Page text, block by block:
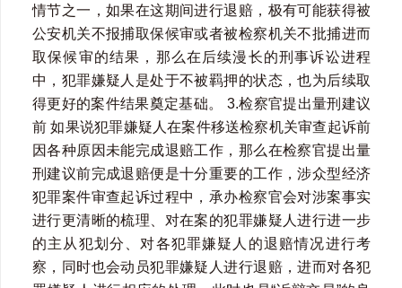
情节之一，如果在这期间进行退赔，极有可能获得被
公安机关不报捕取保候审或者被检察机关不批捕进而
取保候审的结果，那么在后续漫长的刑事诉讼进程
中，犯罪嫌疑人是处于不被羁押的状态，也为后续取
得更好的案件结果奠定基础。 3.检察官提出量刑建议
前 如果说犯罪嫌疑人在案件移送检察机关审查起诉前
因各种原因未能完成退赔工作，那么在检察官提出量
刑建议前完成退赔便是十分重要的工作，涉众型经济
犯罪案件审查起诉过程中，承办检察官会对涉案事实
进行更清晰的梳理、对在案的犯罪嫌疑人进行进一步
的主从犯划分、对各犯罪嫌疑人的退赔情况进行考
察，同时也会动员犯罪嫌疑人进行退赔，进而对各犯